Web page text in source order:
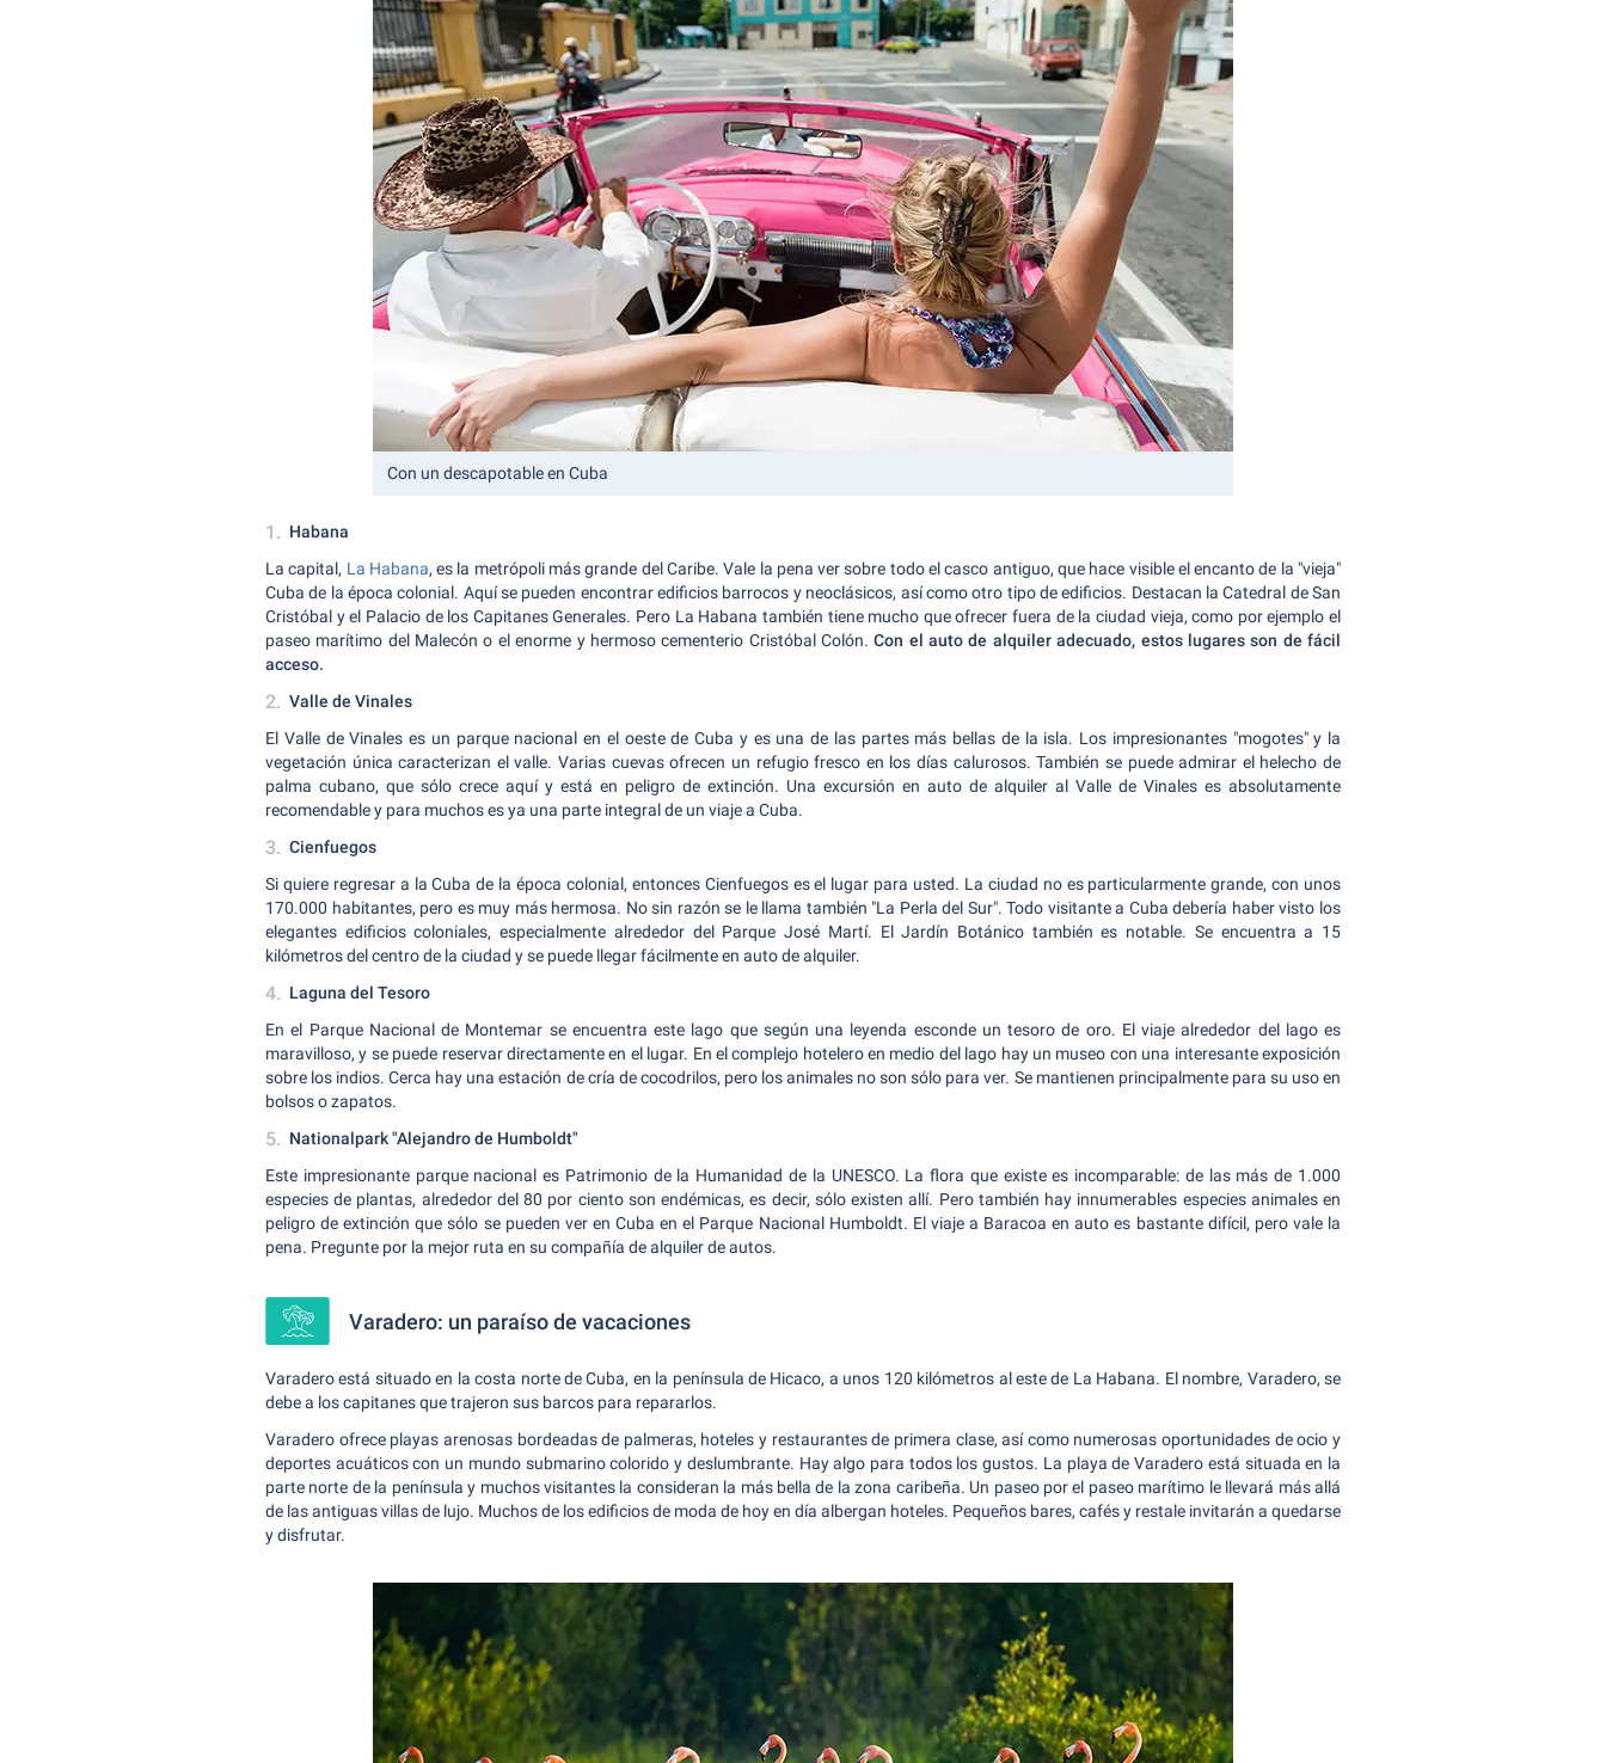
Con un descapotable en Cuba
Habana
La capital, La Habana, es la metrópoli más grande del Caribe. Vale la pena ver sobre todo el casco antiguo, que hace visible el encanto de la "vieja"
Cuba de la época colonial. Aquí se pueden encontrar edificios barrocos y neoclásicos, así como otro tipo de edificios. Destacan la Catedral de San
Cristóbal y el Palacio de los Capitanes Generales. Pero La Habana también tiene mucho que ofrecer fuera de la ciudad vieja, como por ejemplo el
paseo marítimo del Malecón o el enorme y hermoso cementerio Cristóbal Colón.Con el auto de alquiler adecuado, estos lugares son de fácil
acceso.
Valle de Vinales
El Valle de Vinales es un parque nacional en el oeste de Cuba y es una de las partes más bellas de la isla. Los impresionantes "mogotes" y la
vegetación única caracterizan el valle. Varias cuevas ofrecen un refugio fresco en los días calurosos. También se puede admirar el helecho de
palma cubano, que sólo crece aquí y está en peligro de extinción. Una excursión en auto de alquiler al Valle de Vinales es absolutamente
recomendable y para muchos es ya una parte integral de un viaje a Cuba.
Cienfuegos
Si quiere regresar a la Cuba de la época colonial, entonces Cienfuegos es el lugar para usted. La ciudad no es particularmente grande, con unos
170.000 habitantes, pero es muy más hermosa. No sin razón se le llama también "La Perla del Sur".Todo visitante a Cuba debería haber visto los
elegantes edificios coloniales, especialmente alrededor del Parque José Martí. El Jardín Botánico también es notable. Se encuentra a 15
kilómetros del centro de la ciudad y se puede llegar fácilmente en auto de alquiler.
Laguna del Tesoro
En el Parque Nacional de Montemar se encuentra este lago que según una leyenda esconde un tesoro de oro. El viaje alrededor del lago es
maravilloso, y se puede reservar directamente en el lugar. En el complejo hotelero en medio del lago hay un museo con una interesante exposición
sobre los indios. Cerca hay una estación de cría de cocodrilos, pero los animales no son sólo para ver. Se mantienen principalmente para su uso en
bolsos o zapatos.
Nationalpark "Alejandro de Humboldt"
Este impresionante parque nacional es Patrimonio de la Humanidad de la UNESCO. La flora que existe es incomparable: de las más de 1.000
especies de plantas, alrededor del 80 por ciento son endémicas, es decir, sólo existen allí. Pero también hay innumerables especies animales en
peligro de extinción que sólo se pueden ver en Cuba en el Parque Nacional Humboldt. El viaje a Baracoa en auto es bastante difícil, pero vale la
pena. Pregunte por la mejor ruta en su compañía de alquiler de autos.
Varadero: un paraíso de vacaciones
Varadero está situado en la costa norte de Cuba, en la península de Hicaco, a unos 120 kilómetros al este de La Habana. El nombre, Varadero, se
debe a los capitanes que trajeron sus barcos para repararlos.
Varadero ofrece playas arenosas bordeadas de palmeras, hoteles y restaurantes de primera clase, así como numerosas oportunidades de ocio y
deportes acuáticos con un mundo submarino colorido y deslumbrante. Hay algo para todos los gustos. La playa de Varadero está situada en la
parte norte de la península y muchos visitantes la consideran la más bella de la zona caribeña. Un paseo por el paseo marítimo le llevará más allá
de las antiguas villas de lujo. Muchos de los edificios de moda de hoy en día albergan hoteles. Pequeños bares, cafés y restale invitarán a quedarse
y disfrutar.